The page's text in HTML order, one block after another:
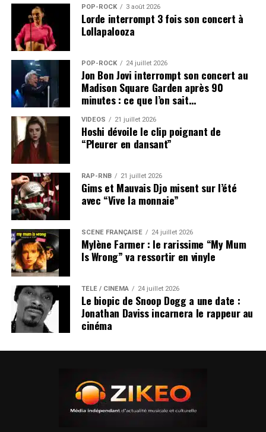
POP-ROCK 3 août 2026
Lorde interrompt 3 fois son concert à
Lollapalooza
POP-ROCK 24 juillet 2026
Jon Bon Jovi interrompt son concert au
Madison Square Garden après 90
minutes : ce que l’on sait…
VIDEOS 21 juillet 2026
Hoshi dévoile le clip poignant de
“Pleurer en dansant”
RAP-RNB 21 juillet 2026
Gims et Mauvais Djo misent sur l’été
avec “Vive la monnaie”
SCÈNE FRANÇAISE 24 juillet 2026
Mylène Farmer : le rarissime “My Mum
Is Wrong” va ressortir en vinyle
TÉLÉ / CINÉMA 24 juillet 2026
Le biopic de Snoop Dogg a une date :
Jonathan Daviss incarnera le rappeur au
cinéma